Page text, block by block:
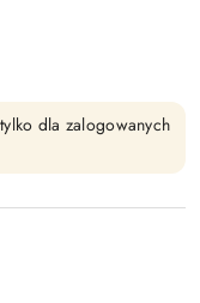
dla zalogowanych